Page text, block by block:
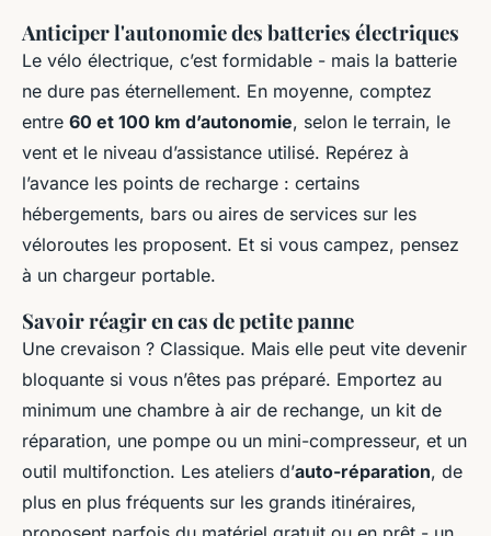
Anticiper l'autonomie des batteries électriques
Le vélo électrique, c’est formidable - mais la batterie
ne dure pas éternellement. En moyenne, comptez
entre 60 et 100 km d’autonomie, selon le terrain, le
vent et le niveau d’assistance utilisé. Repérez à
l’avance les points de recharge : certains
hébergements, bars ou aires de services sur les
véloroutes les proposent. Et si vous campez, pensez
à un chargeur portable.
Savoir réagir en cas de petite panne
Une crevaison ? Classique. Mais elle peut vite devenir
bloquante si vous n’êtes pas préparé. Emportez au
minimum une chambre à air de rechange, un kit de
réparation, une pompe ou un mini-compresseur, et un
outil multifonction. Les ateliers d’auto-réparation, de
plus en plus fréquents sur les grands itinéraires,